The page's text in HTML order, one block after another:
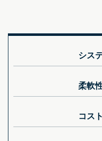
シス
柔軟
コス